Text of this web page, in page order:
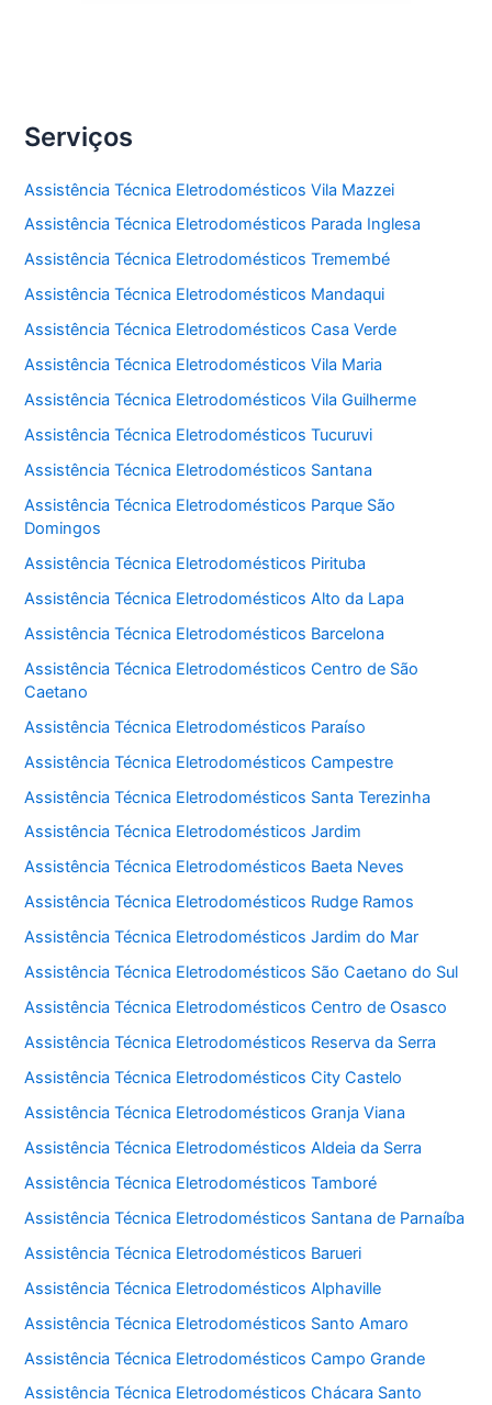
Serviços
Assistência Técnica Eletrodomésticos Vila Mazzei
Assistência Técnica Eletrodomésticos Parada Inglesa
Assistência Técnica Eletrodomésticos Tremembé
Assistência Técnica Eletrodomésticos Mandaqui
Assistência Técnica Eletrodomésticos Casa Verde
Assistência Técnica Eletrodomésticos Vila Maria
Assistência Técnica Eletrodomésticos Vila Guilherme
Assistência Técnica Eletrodomésticos Tucuruvi
Assistência Técnica Eletrodomésticos Santana
Assistência Técnica Eletrodomésticos Parque São
Domingos
Assistência Técnica Eletrodomésticos Pirituba
Assistência Técnica Eletrodomésticos Alto da Lapa
Assistência Técnica Eletrodomésticos Barcelona
Assistência Técnica Eletrodomésticos Centro de São
Caetano
Assistência Técnica Eletrodomésticos Paraíso
Assistência Técnica Eletrodomésticos Campestre
Assistência Técnica Eletrodomésticos Santa Terezinha
Assistência Técnica Eletrodomésticos Jardim
Assistência Técnica Eletrodomésticos Baeta Neves
Assistência Técnica Eletrodomésticos Rudge Ramos
Assistência Técnica Eletrodomésticos Jardim do Mar
Assistência Técnica Eletrodomésticos São Caetano do Sul
Assistência Técnica Eletrodomésticos Centro de Osasco
Assistência Técnica Eletrodomésticos Reserva da Serra
Assistência Técnica Eletrodomésticos City Castelo
Assistência Técnica Eletrodomésticos Granja Viana
Assistência Técnica Eletrodomésticos Aldeia da Serra
Assistência Técnica Eletrodomésticos Tamboré
Assistência Técnica Eletrodomésticos Santana de Parnaíba
Assistência Técnica Eletrodomésticos Barueri
Assistência Técnica Eletrodomésticos Alphaville
Assistência Técnica Eletrodomésticos Santo Amaro
Assistência Técnica Eletrodomésticos Campo Grande
Assistência Técnica Eletrodomésticos Chácara Santo